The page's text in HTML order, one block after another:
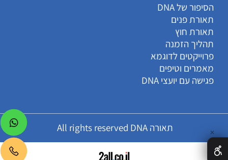
הסיפור של DNA
תאורת פנים
תאורת חוץ
תהליך הזמנה
פרוייקטים לדוגמא
מאמרים וטיפים
פגישה עם יועצי DNA
תאורה All rights reserved DNA ✕